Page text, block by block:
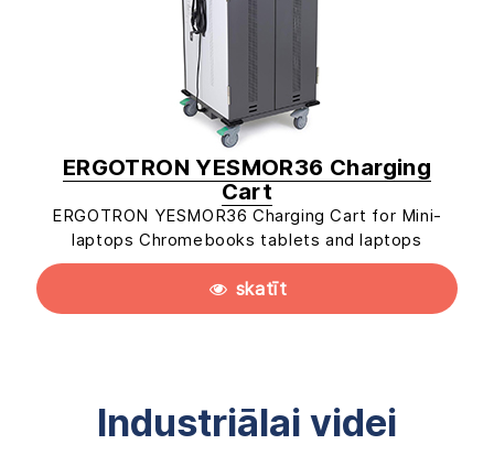
ERGOTRON YESMOR36 Charging
Cart
ERGOTRON YESMOR36 Charging Cart for Mini-
laptops Chromebooks tablets and laptops
skatīt
Industriālai videi